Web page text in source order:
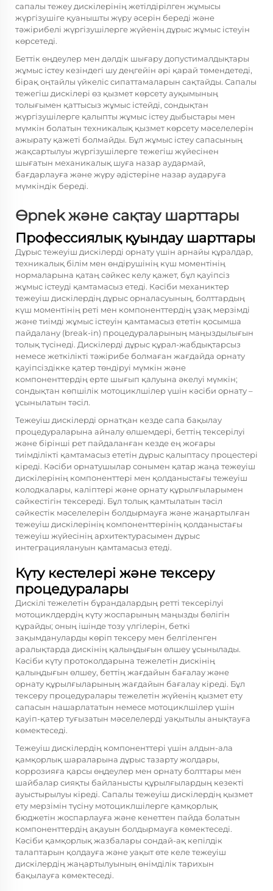
сапалы тежеу дискілерінің жетілдірілген жұмысы
жүргізушіге қуанышты жүру әсерін береді және
тәжірибелі жүргізушілерге жүйенің дұрыс жұмыс істеуін
көрсетеді.
Беттік өңдеулер мен дәлдік шығару допустималдықтары
жұмыс істеу кезіндегі шу деңгейін әрі қарай төмендетеді,
бірақ оңтайлы үйкеліс сипаттамаларын сақтайды. Сапалы
тежегіш дискілері өз қызмет көрсету ауқымының
толығымен қаттысыз жұмыс істейді, сондықтан
жүргізушілерге қалыпты жұмыс істеу дыбыстары мен
мүмкін болатын техникалық қызмет көрсету мәселелерін
ажырату қажеті болмайды. Бұл жұмыс істеу сапасының
жақсартылуы жүргізушілерге тежегіш жүйесінен
шығатын механикалық шуға назар аудармай,
бағдарлауға және жүру әдістеріне назар аударуға
мүмкіндік береді.
Өрnek және сақтау шарттары
Профессиялық қуындау шарттары
Дұрыс тежеуіш дискілерді орнату үшін арнайы құралдар,
техникалық білім мен өндірушінің күш моментінің
нормаларына қатаң сәйкес келу қажет, бұл қауіпсіз
жұмыс істеуді қамтамасыз етеді. Кәсіби механиктер
тежеуіш дискілердің дұрыс орналасуының, болттардың
күш моментінің реті мен компоненттердің ұзақ мерзімді
және тиімді жұмыс істеуін қамтамасыз ететін қосымша
пайдалану (break-in) процедураларының маңыздылығын
толық түсінеді. Дискілерді дұрыс құрал-жабдықтарсыз
немесе жеткілікті тәжірибе болмаған жағдайда орнату
қауіпсіздікке қатер төндіруі мүмкін және
компоненттердің ерте шығып қалуына әкелуі мүмкін;
сондықтан көпшілік мотоциклшілер үшін кәсіби орнату –
ұсынылатын тәсіл.
Тежеуіш дискілерді орнатқан кезде сапа бақылау
процедураларына айналу өлшемдері, беттің тексерілуі
және бірінші рет пайдаланған кезде ең жоғары
тиімділікті қамтамасыз ететін дұрыс қалыптасу процестері
кіреді. Кәсіби орнатушылар сонымен қатар жаңа тежеуіш
дискілерінің компоненттері мен қолданыстағы тежеуіш
колодкалары, каліптері және орнату құрылғыларымен
сәйкестігін тексереді. Бұл толық қамтылатын тәсіл
сәйкестік мәселелерін болдырмауға және жаңартылған
тежеуіш дискілерінің компоненттерінің қолданыстағы
тежеуіш жүйесінің архитектурасымен дұрыс
интеграциялануын қамтамасыз етеді.
Күту кестелері және тексеру
процедуралары
Дискілі тежелетін бұрандалардың ретті тексерілуі
мотоциклдердің күту жоспарының маңызды бөлігін
құрайды; оның ішінде тозу үлгілерін, беткі
зақымдануларды көріп тексеру мен белгіленген
аралықтарда дискінің қалыңдығын өлшеу ұсынылады.
Кәсіби күту протоколдарына тежелетін дискінің
қалыңдығын өлшеу, беттің жағдайын бағалау және
орнату құрылғыларының жағдайын бағалау кіреді. Бұл
тексеру процедуралары тежелетін жүйенің қызмет ету
сапасын нашарлататын немесе мотоциклшілер үшін
қауіп-қатер туғызатын мәселелерді уақытылы анықтауға
көмектеседі.
Тежеуіш дискілердің компоненттері үшін алдын-ала
қамқорлық шараларына дұрыс тазарту жолдары,
коррозияға қарсы өңдеулер мен орнату болттары мен
шайбалар сияқты байланысты құрылғылардың кезекті
ауыстырылуы кіреді. Сапалы тежеуіш дискілердің қызмет
ету мерзімін түсіну мотоциклшілерге қамқорлық
бюджетін жоспарлауға және кенеттен пайда болатын
компоненттердің ақауын болдырмауға көмектеседі.
Кәсіби қамқорлық жазбалары сондай-ақ кепілдік
талаптарын қолдауға және уақыт өте келе тежеуіш
дискілердің жаңартылуының өнімділік тарихын
бақылауға көмектеседі.